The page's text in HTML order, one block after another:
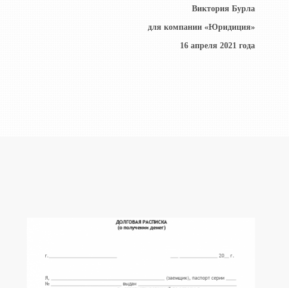
Виктория Бурла
для компании «Юридиция»
16 апреля 2021 года